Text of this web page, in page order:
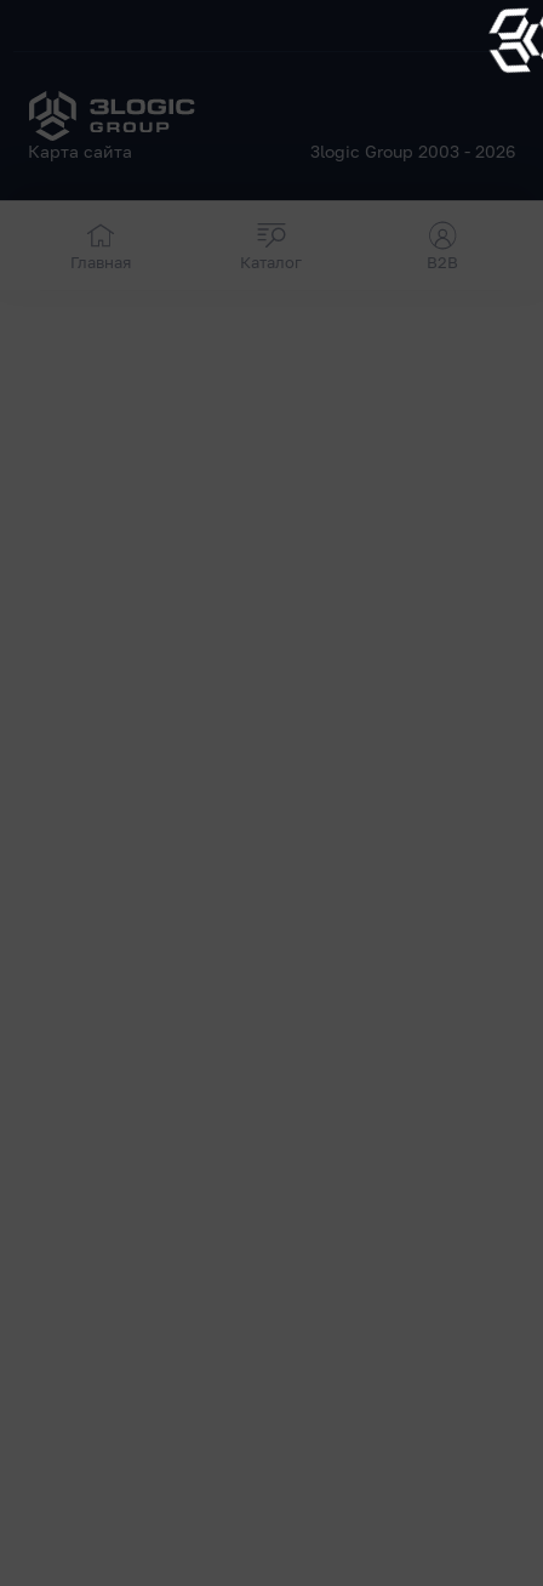
Карта сайта 3logic Group 2003 - 2026
Главная Каталог B2B